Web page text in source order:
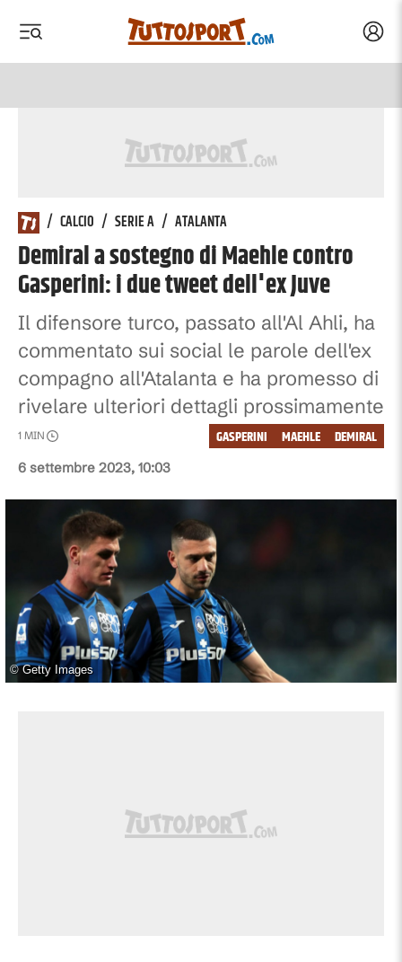
/ CALCIO / SERIE A / ATALANTA
Demiral a sostegno di Maehle contro
Gasperini: i due tweet dell'ex Juve
Il difensore turco, passato all'Al Ahli, ha
commentato sui social le parole dell'ex
compagno all'Atalanta e ha promesso di
rivelare ulteriori dettagli prossimamente
6 settembre 2023, 10:03
1 MIN DEMIRAL
MAEHLE
GASPERINI
©Getty Images